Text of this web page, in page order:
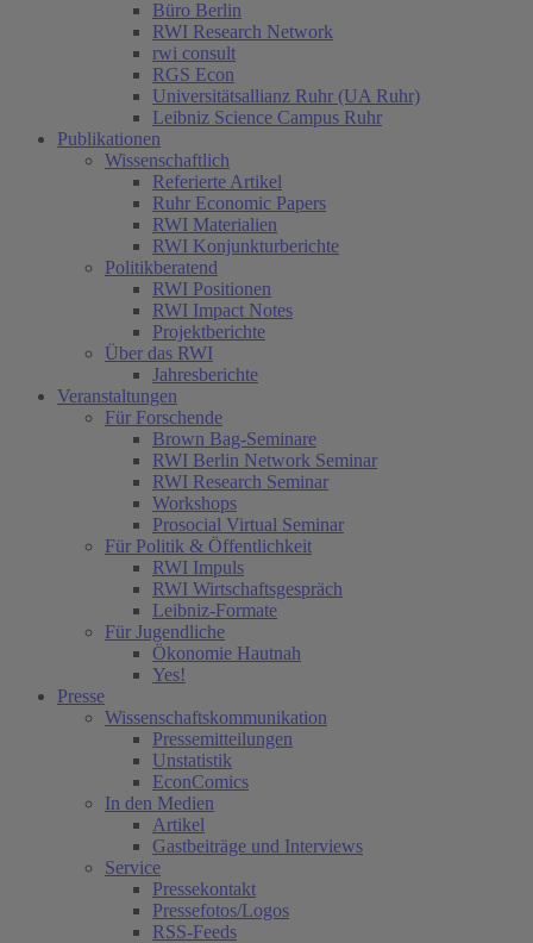
Büro Berlin
RWI Research Network
rwi consult
RGS Econ
Universitätsallianz Ruhr (UA Ruhr)
Leibniz Science Campus Ruhr
Publikationen
Wissenschaftlich
Referierte Artikel
Ruhr Economic Papers
RWI Materialien
RWI Konjunkturberichte
Politikberatend
RWI Positionen
RWI Impact Notes
Projektberichte
Über das RWI
Jahresberichte
Veranstaltungen
Für Forschende
Brown Bag-Seminare
RWI Berlin Network Seminar
RWI Research Seminar
Workshops
Prosocial Virtual Seminar
Für Politik & Öffentlichkeit
RWI Impuls
RWI Wirtschaftsgespräch
Leibniz-Formate
Für Jugendliche
Ökonomie Hautnah
Yes!
Presse
Wissenschaftskommunikation
Pressemitteilungen
Unstatistik
EconComics
In den Medien
Artikel
Gastbeiträge und Interviews
Service
Pressekontakt
Pressefotos/Logos
RSS-Feeds